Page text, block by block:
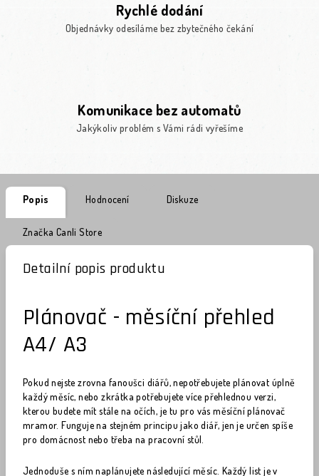
Rychlé dodání
Objednávky odesíláme bez zbytečného čekání
Komunikace bez automatů
Jakýkoliv problém s Vámi rádi vyřešíme
Popis Hodnocení Diskuze
Značka Canli Store
Detailní popis produktu
Plánovač - měsíční přehled
A4/ A3
Pokud nejste zrovna fanoušci diářů, nepotřebujete plánovat úplně
každý měsíc, nebo zkrátka potřebujete více přehlednou verzi,
kterou budete mít stále na očích, je tu pro vás měsíční plánovač
mramor. Funguje na stejném principu jako diář, jen je určen spíše
pro domácnost nebo třeba na pracovní stůl.
Jednoduše s ním naplánujete následující měsíc. Každý list je v